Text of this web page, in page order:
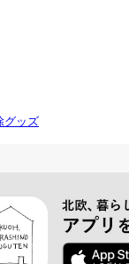
グッズ